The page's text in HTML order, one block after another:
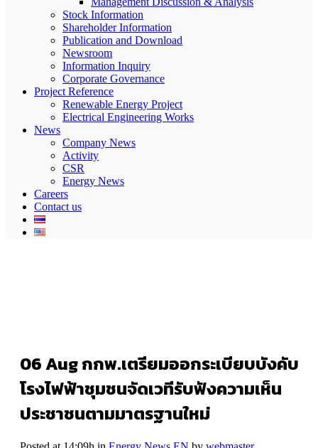
Stock Information
Shareholder Information
Publication and Download
Newsroom
Information Inquiry
Corporate Governance
Project Reference
Renewable Energy Project
Electrical Engineering Works
News
Company News
Activity
CSR
Energy News
Careers
Contact us
06 Augกกพ.เตรียมออกระเบียบบังคับ
โรงไฟฟ้าชุมชนจัดเวทีรับฟังความเห็น
ประชาชนตามมาตรฐานใหม่